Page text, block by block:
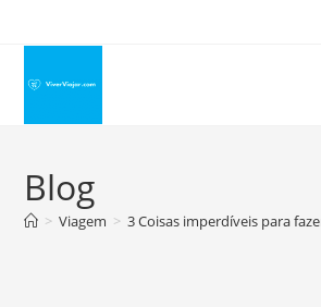
conteúdo
Blog
> Viagem > 3 Coisas imperdíveis para